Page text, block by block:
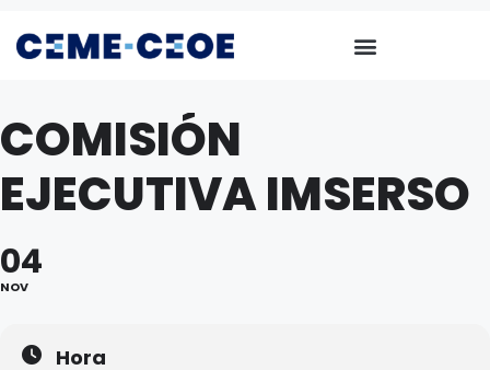
COMISIÓN
EJECUTIVA IMSERSO
04
NOV
Hora